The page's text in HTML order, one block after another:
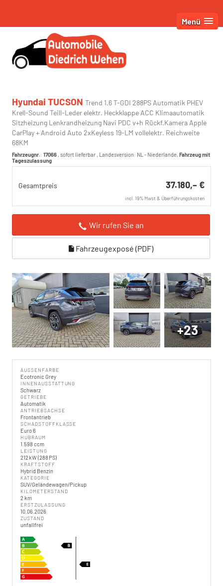
Menü
Hyundai TUCSON Trend 1.6 T-GDI 288PS Automatik PHEV
Krell-Sound Teill-Leder elektr. Heckklappe ACC Klimaautomatik
Sitzheizung Lenkrandheizung Navi PDC v+h Rückf.Kamera Apple
CarPlay + Android Auto 2xKeyless 19-LM vollelektr. Reichweite
68KM
Fahrzeugnr.: 17066 , sofort lieferbar , Landesversion: NL - Niederlande, Fahrzeug mit
Tageszulassung
Gesamtpreis 37.180,– €
incl. 19% Mwst & Überführungskosten
Wir rufen Sie an
Fahrzeugexposé (PDF)
+23
AUSSENFARBE
Ecotronic Grey
INNENAUSSTATTUNG
Schwarz
GETRIEBE
Automatik
ANTRIEBSACHSE
Frontantrieb
SCHADSTOFFKLASSE
Euro 6
HUBRAUM
1.598 ccm
LEISTUNG
212 kW (288 PS)
KRAFTSTOFF
Hybrid Benzin
KATEGORIE
SUV/Geländewagen/Pickup
KILOMETERSTAND
2 km
ERSTZULASSUNG
10.06.2026
ZUSTAND
unfallfrei